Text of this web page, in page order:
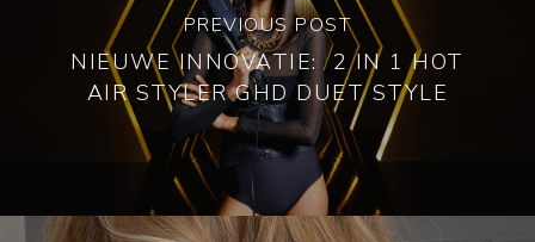
PREVIOUS POST
NIEUWE INNOVATIE: 2 IN 1 HOT
AIR STYLER GHD DUET STYLE